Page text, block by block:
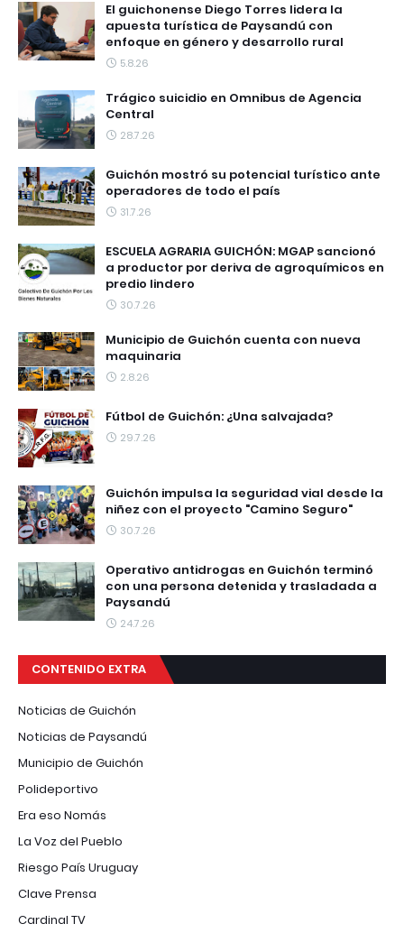
El guichonense Diego Torres lidera la
apuesta turística de Paysandú con
enfoque en género y desarrollo rural
5.8.26
Trágico suicidio en Omnibus de Agencia
Central
28.7.26
Guichón mostró su potencial turístico ante
operadores de todo el país
31.7.26
ESCUELA AGRARIA GUICHÓN: MGAP sancionó
a productor por deriva de agroquímicos en
predio lindero
30.7.26
Municipio de Guichón cuenta con nueva
maquinaria
2.8.26
Fútbol de Guichón: ¿Una salvajada?
29.7.26
Guichón impulsa la seguridad vial desde la
niñez con el proyecto "Camino Seguro"
30.7.26
Operativo antidrogas en Guichón terminó
con una persona detenida y trasladada a
Paysandú
24.7.26
CONTENIDO EXTRA
Noticias de Guichón
Noticias de Paysandú
Municipio de Guichón
Polideportivo
Era eso Nomás
La Voz del Pueblo
Riesgo País Uruguay
Clave Prensa
Cardinal TV